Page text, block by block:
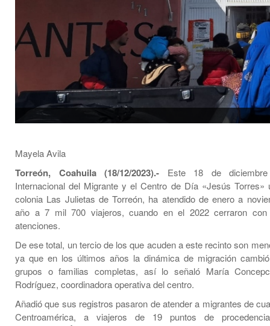
Mayela Avila
Torreón, Coahuila (18/12/2023).- Este 18 de
Internacional del Migrante y el Centro de Día «Jesús Torres»
colonia Las Julietas de Torreón, ha atendido de enero a
año a 7 mil 700 viajeros, cuando en el 2022 cerraron
atenciones.
De ese total, un tercio de los que acuden a este recinto son
ya que en los últimos años la dinámica de migración
grupos o familias completas, así lo señaló María
Rodríguez, coordinadora operativa del centro.
Añadió que sus registros pasaron de atender a migrantes de
Centroamérica, a viajeros de 19 puntos de